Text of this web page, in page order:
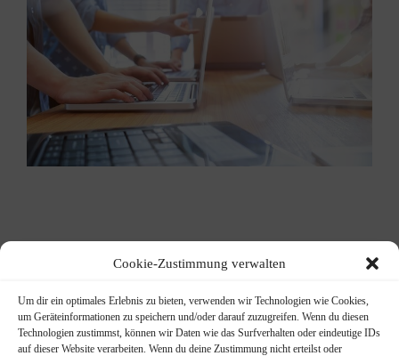
Cookie-Zustimmung verwalten
Um dir ein optimales Erlebnis zu bieten, verwenden wir Technologien wie Cookies,
um Geräteinformationen zu speichern und/oder darauf zuzugreifen. Wenn du diesen
Technologien zustimmst, können wir Daten wie das Surfverhalten oder eindeutige IDs
auf dieser Website verarbeiten. Wenn du deine Zustimmung nicht erteilst oder
Persönlicher Ansprechpartner​